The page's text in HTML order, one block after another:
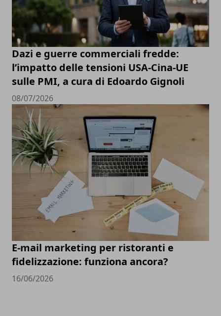
Dazi e guerre commerciali fredde:
l’impatto delle tensioni USA-Cina-UE
sulle PMI, a cura di Edoardo Gignoli
08/07/2026
E-mail marketing per ristoranti e
fidelizzazione: funziona ancora?
16/06/2026